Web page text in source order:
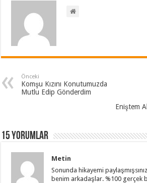
Önceki
Komşu Kızını Konutumuzda
Mutlu Edip Gönderdim
Eniştem
15 Yorumlar
Metin
Sonunda hikayemi
benim arkadaşlar. %100 gerçek